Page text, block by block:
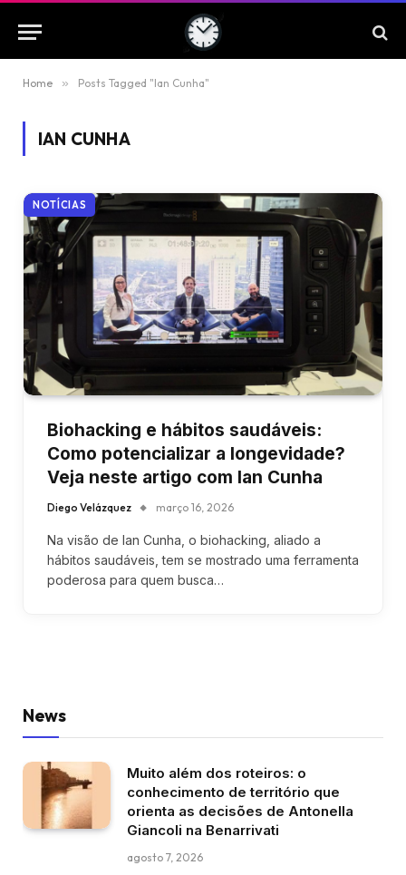
Home » Posts Tagged "Ian Cunha"
IAN CUNHA
NOTÍCIAS
Biohacking e hábitos saudáveis:
Como potencializar a longevidade?
Veja neste artigo com Ian Cunha
Diego Velázquez março 16, 2026
Na visão de Ian Cunha, o biohacking, aliado a
hábitos saudáveis, tem se mostrado uma ferramenta
poderosa para quem busca…
News
Muito além dos roteiros: o
conhecimento de território que
orienta as decisões de Antonella
Giancoli na Benarrivati
agosto 7, 2026